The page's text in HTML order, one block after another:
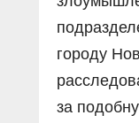
городу
за